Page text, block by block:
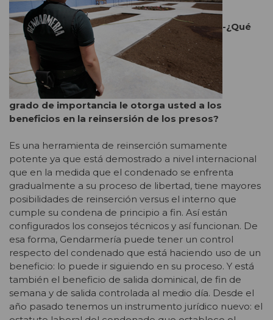
-¿Qué
grado de importancia le otorga usted a los
beneficios en la reinsersión de los presos?
Es una herramienta de reinserción sumamente
potente ya que está demostrado a nivel internacional
que en la medida que el condenado se enfrenta
gradualmente a su proceso de libertad, tiene mayores
posibilidades de reinserción versus el interno que
cumple su condena de principio a fin. Así están
configurados los consejos técnicos y así funcionan. De
esa forma, Gendarmería puede tener un control
respecto del condenado que está haciendo uso de un
beneficio: lo puede ir siguiendo en su proceso. Y está
también el beneficio de salida dominical, de fin de
semana y de salida controlada al medio día. Desde el
año pasado tenemos un instrumento jurídico nuevo: el